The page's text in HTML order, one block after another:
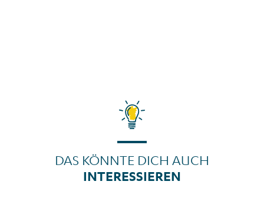
DAS KÖNNTE DICH AUCH
INTERESSIEREN